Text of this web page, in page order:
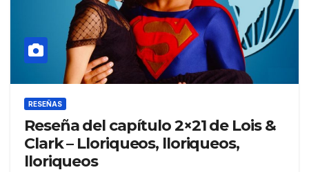
RESEÑAS
Reseña del capítulo 2×21 de Lois &
Clark – Lloriqueos, lloriqueos,
lloriqueos